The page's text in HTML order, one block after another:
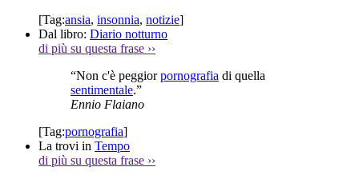
[Tag:ansia, insonnia, notizie]
Dal libro: Diario notturno
di più su questa frase ››
“Non c'è peggiorpornografia di quella
sentimentale.”
Ennio Flaiano
[Tag:pornografia]
La trovi in Tempo
di più su questa frase ››